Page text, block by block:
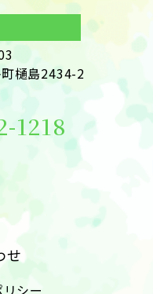
ました。 現在身体の状
しでも気になる点や知
れば、どのような内容
は日ごろからよく動か
、パソコン作業などで
のまわりの筋肉があま
樋島2434-2
1218
せ
シー